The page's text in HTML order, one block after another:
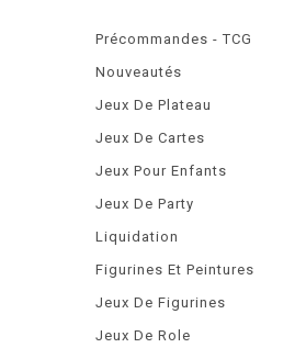
Précommandes - TCG
Nouveautés
Jeux De Plateau
Jeux De Cartes
Jeux Pour Enfants
Jeux De Party
Liquidation
Figurines Et Peintures
Jeux De Figurines
Jeux De Role